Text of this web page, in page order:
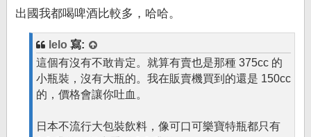
出國我都喝啤酒比較多，哈哈。
lelo 寫:
這個有沒有不敢肯定。就算有賣也是那種 375cc 的
小瓶裝，沒有大瓶的。我在販賣機買到的還是 150cc
的，價格會讓你吐血。
日本不流行大包裝飲料，像可口可樂寶特瓶都只有